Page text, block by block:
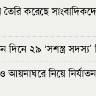
তৈরি করেছে
দিনে ২৯ ‘সশস্ত্র
নিয়ে